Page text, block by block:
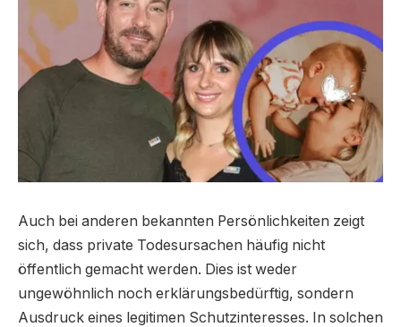
Auch bei anderen bekannten Persönlichkeiten zeigt
sich, dass private Todesursachen häufig nicht
öffentlich gemacht werden. Dies ist weder
ungewöhnlich noch erklärungsbedürftig, sondern
Ausdruck eines legitimen Schutzinteresses. In solchen